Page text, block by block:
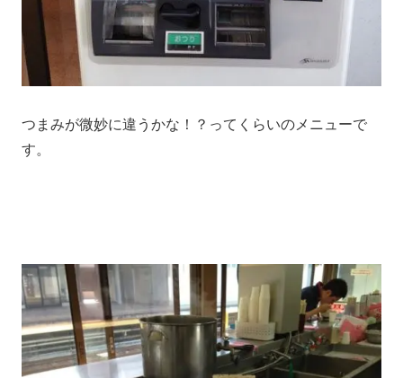
つまみが微妙に違うかな！？ってくらいのメニューで
す。